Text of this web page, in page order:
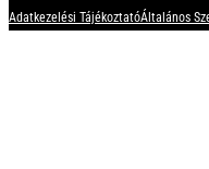
Adatkezelési TájékoztatóÁltalános